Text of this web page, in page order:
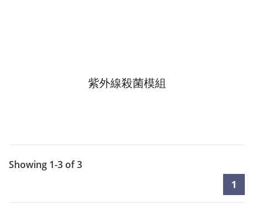
紫外線殺菌模組
Showing 1-3 of 3
1